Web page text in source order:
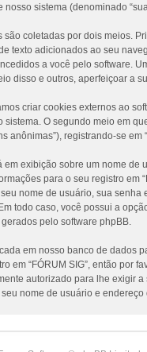
nosso sistema (denominado
são coletadas por dois meios.
texto adicionados ao seu
a você pelo software.
disso e outros, aperfeiçoar a
criar cookies externos ao
sistema. O segundo meio em
anônimas”), registrando-se
em exibição sobre um nome de
para o seu registro
nome de usuário, sua senha
todo caso, você possui a
pelo software phpBB.
em nosso banco de dados
em “FÓRUM SIG”, então por
autorizado para lhe exigir
nome de usuário e